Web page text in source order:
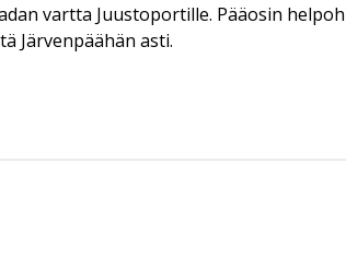
vartta Juustoportille. Pääosin
Järvenpäähän asti.